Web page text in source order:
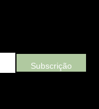
Subscrição